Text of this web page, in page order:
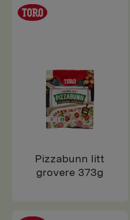
Pizzabunn litt
grovere 373g